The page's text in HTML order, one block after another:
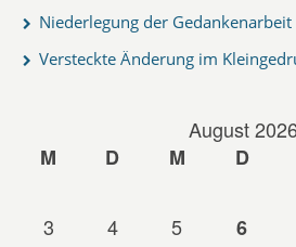
Niederlegung der Gedankenarbeit
Versteckte Änderung im
August
M
D M D
3
4 5 6